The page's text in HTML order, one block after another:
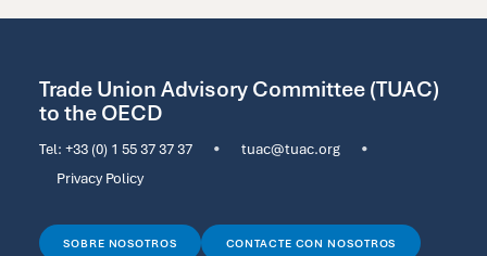
Trade Union Advisory Committee (TUAC)
to the OECD
Tel: +33 (0) 1 55 37 37 37 • tuac@tuac.org
•
Privacy Policy
SOBRE NOSOTROS CONTACTE CON NOSOTROS